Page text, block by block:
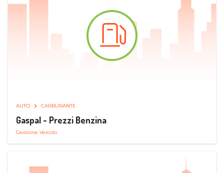
AUTO CARBURANTE
Gaspal - Prezzi Benzina
Gestione Veicolo